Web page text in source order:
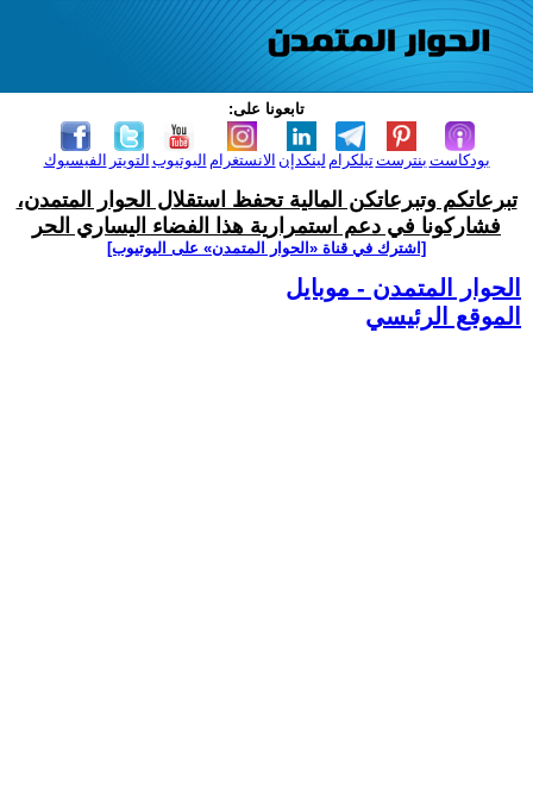
تابعونا على:
الفيسبوك التويتر اليوتيوب الانستغرام لينكدإن تيلكرامبنترست بودكاست
تبرعاتكم وتبرعاتكن المالية تحفظ استقلال الحوار المتمدن،
فشاركونا في دعم استمرارية هذا الفضاء اليساري الحر
[اشترك في قناة ‫«الحوار المتمدن» على اليوتيوب]
الحوار المتمدن - موبايل
الموقع الرئيسي